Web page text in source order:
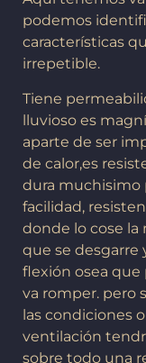
podemos
características
irrepetible.
Tiene
lluvioso es
aparte de ser
de calor,es
dura muchisimo
facilidad,
donde lo cose la
que se desgarre
flexión osea que
va romper. pero
las condiciones
ventilación
sobre todo una